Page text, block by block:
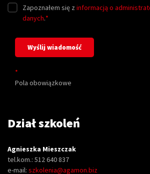
Zapoznałem się z informacją o
danych.*
*
Pola obowiązkowe
Dział szkoleń
Agnieszka Mieszczak
tel.kom.: 512 640 837
e-mail: szkolenia@agamon.biz